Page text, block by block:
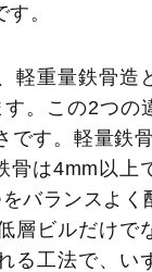
す。
軽重量鉄骨造
。この2つの
です。軽量鉄
骨は4mm以上
バランスよく
層ビルだけで
る工法で、い